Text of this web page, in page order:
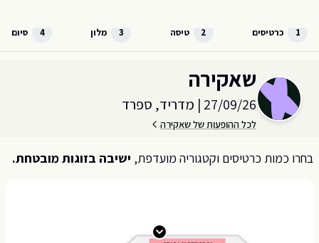
1 כרטיסים 2 טיסה 3 מלון 4 סיום
שאקירה
27/09/26
| מדריד, ספרד
לכל ההופעות של שאקירה
בחרו כמות כרטיסים וקטגוריה מועדפת, ישיבה בזוגות מובטחת.